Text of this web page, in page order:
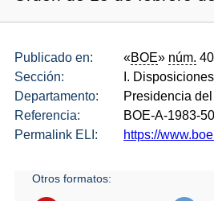
Publicado en: «BOE» núm.
Sección:
I.
Departamento:
Presidencia
Referencia:
BOE-A-1983-
Permalink ELI:
https://
Otros formatos: